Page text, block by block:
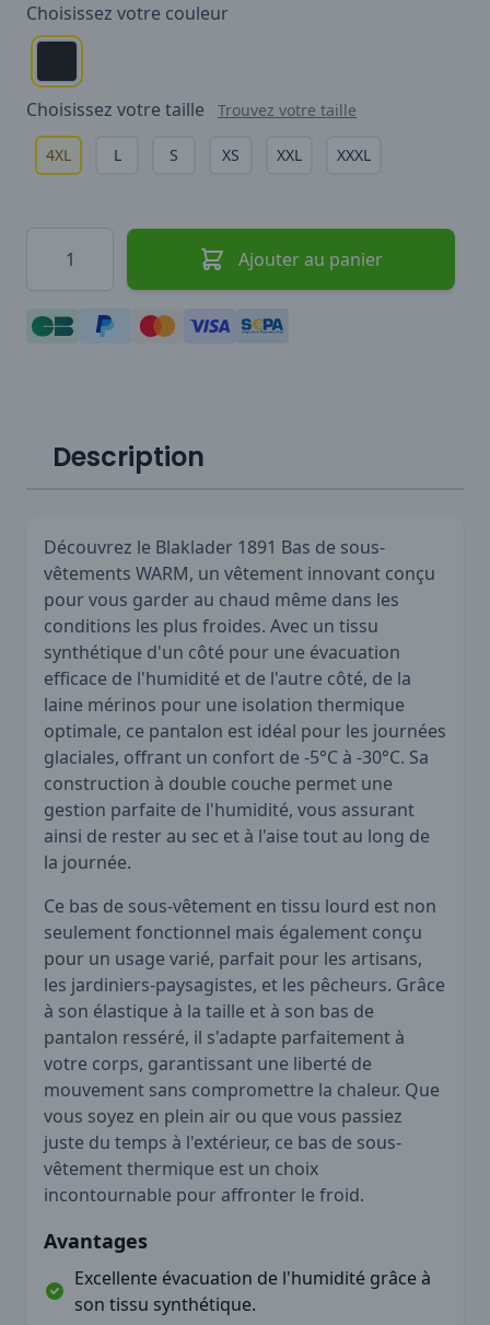
Choisissez votre couleur
Choisissez votre taille Trouvez votre taille
4XL L S XS XXL XXXL
Ajouter au panier
Description
Découvrez le Blaklader 1891 Bas de sous-
vêtements WARM, un vêtement innovant conçu
pour vous garder au chaud même dans les
conditions les plus froides. Avec un tissu
synthétique d'un côté pour une évacuation
efficace de l'humidité et de l'autre côté, de la
laine mérinos pour une isolation thermique
optimale, ce pantalon est idéal pour les journées
glaciales, offrant un confort de -5°C à -30°C. Sa
construction à double couche permet une
gestion parfaite de l'humidité, vous assurant
ainsi de rester au sec et à l'aise tout au long de
la journée.
Ce bas de sous-vêtement en tissu lourd est non
seulement fonctionnel mais également conçu
pour un usage varié, parfait pour les artisans,
les jardiniers-paysagistes, et les pêcheurs. Grâce
à son élastique à la taille et à son bas de
pantalon resséré, il s'adapte parfaitement à
votre corps, garantissant une liberté de
mouvement sans compromettre la chaleur. Que
vous soyez en plein air ou que vous passiez
juste du temps à l'extérieur, ce bas de sous-
vêtement thermique est un choix
incontournable pour affronter le froid.
Avantages
Excellente évacuation de l'humidité grâce à
son tissu synthétique.